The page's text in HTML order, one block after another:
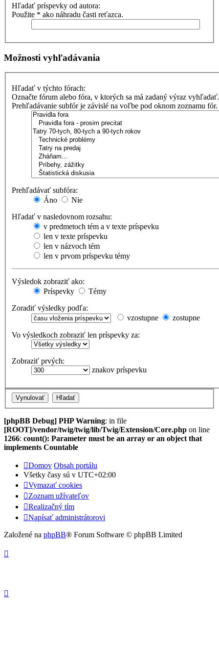
Hľadať príspevky od autora:
Použite * ako náhradu časti reťazca.
Možnosti vyhľadávania
Hľadať v týchto fórach:
Označte fórum alebo fóra, v ktorých sa má zadaný výraz vyhľadať.
Prehľadávanie subfór je závislé na voľbe pod oknom zoznamu fór.
Prehľadávať subfóra:
Áno
Nie
Hľadať v nasledovnom rozsahu:
v predmetoch tém a v texte príspevku
len v texte príspevku
len v názvoch tém
len v prvom príspevku témy
Výsledok zobraziť ako:
Príspevky
Témy
Zoradiť výsledky podľa:
vzostupne
zostupne
Vo výsledkoch zobraziť len príspevky za:
Zobraziť prvých:
znakov príspevku
[phpBB Debug] PHP Warning: in file
[ROOT]/vendor/twig/twig/lib/Twig/Extension/Core.php on line
1266: count(): Parameter must be an array or an object that
implements Countable
Domov Obsah portálu
Všetky časy sú v UTC+02:00
Vymazať cookies
Zoznam užívateľov
Realizačný tím
Napísať administrátorovi
Založené na phpBB® Forum Software © phpBB Limited